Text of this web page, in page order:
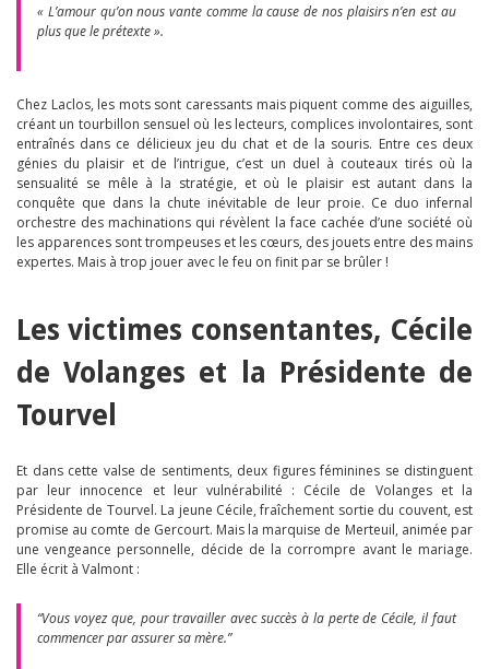
« L’amour qu’on nous vante comme la cause de nos plaisirs n’en est au
plus que le prétexte ».
Chez Laclos, les mots sont caressants mais piquent comme des aiguilles,
créant un tourbillon sensuel où les lecteurs, complices involontaires, sont
entraînés dans ce délicieux jeu du chat et de la souris. Entre ces deux
génies du plaisir et de l’intrigue, c’est un duel à couteaux tirés où la
sensualité se mêle à la stratégie, et où le plaisir est autant dans la
conquête que dans la chute inévitable de leur proie. Ce duo infernal
orchestre des machinations qui révèlent la face cachée d’une société où
les apparences sont trompeuses et les cœurs, des jouets entre des mains
expertes. Mais à trop jouer avec le feu on finit par se brûler !
Les victimes consentantes, Cécile
de Volanges et la Présidente de
Tourvel
Et dans cette valse de sentiments, deux figures féminines se distinguent
par leur innocence et leur vulnérabilité : Cécile de Volanges et la
Présidente de Tourvel. La jeune Cécile, fraîchement sortie du couvent, est
promise au comte de Gercourt. Mais la marquise de Merteuil, animée par
une vengeance personnelle, décide de la corrompre avant le mariage.
Elle écrit à Valmont :
“Vous voyez que, pour travailler avec succès à la perte de Cécile, il faut
commencer par assurer sa mère.”